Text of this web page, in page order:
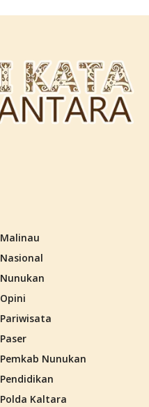
Malinau
Nasional
Nunukan
Opini
Pariwisata
Paser
Pemkab Nunukan
Pendidikan
Polda Kaltara